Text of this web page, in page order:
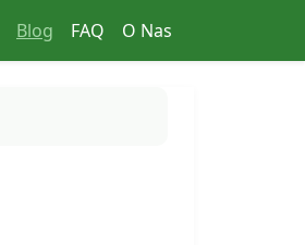
Blog FAQ O Nas